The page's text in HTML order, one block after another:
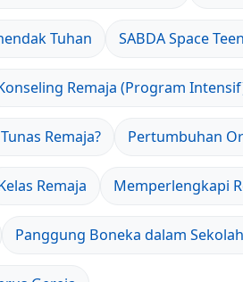
Tuhan SABDA Space
Remaja (Program
Remaja? Pertumbuhan
Remaja Memperlengkapi
Panggung Boneka dalam